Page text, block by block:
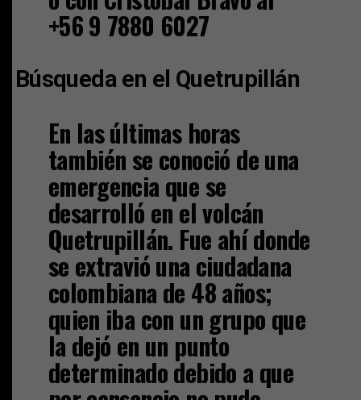
+56 9 7880 6027
Búsqueda en el Quetrupillán
En las últimas horas
también se conoció de una
emergencia que se
desarrolló en el volcán
Quetrupillán. Fue ahí donde
se extravió una ciudadana
colombiana de 48 años;
quien iba con un grupo que
la dejó en un punto
determinado debido a que